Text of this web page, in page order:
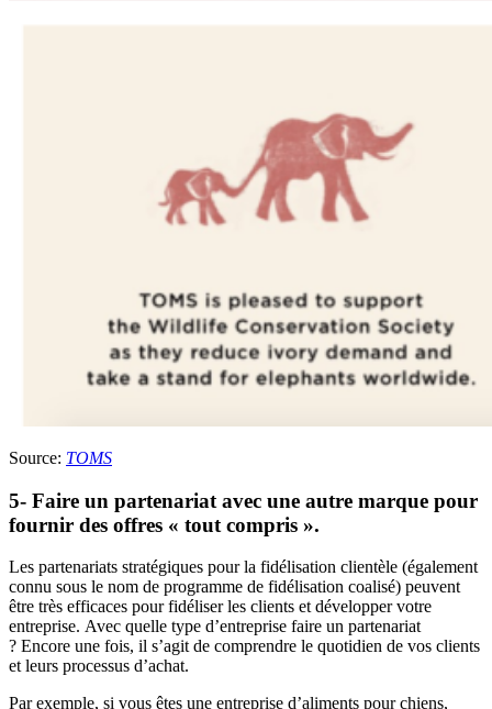
Source: TOMS
5- Faire un partenariat avec une autre marque pour
fournir des offres « tout compris ».
Les partenariats stratégiques pour la fidélisation clientèle (également
connu sous le nom de programme de fidélisation coalisé) peuvent
être très efficaces pour fidéliser les clients et développer votre
entreprise. Avec quelle type d’entreprise faire un partenariat
? Encore une fois, il s’agit de comprendre le quotidien de vos clients
et leurs processus d’achat.
Par exemple, si vous êtes une entreprise d’aliments pour chiens,